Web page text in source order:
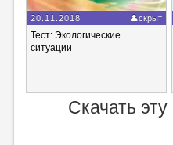
20.11.2018 скрыт
Тест: Экологические
ситуации
Скачать